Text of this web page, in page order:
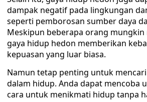
dampak negatif pada lingkungan
seperti pemborosan sumber daya
Meskipun beberapa orang mungkin
gaya hidup hedon memberikan
kepuasan yang luar biasa.
Namun tetap penting untuk
dalam hidup. Anda dapat mencoba
cara untuk menikmati hidup tanpa